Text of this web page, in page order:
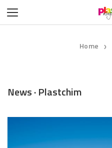
Home ❯
News · Plastchim